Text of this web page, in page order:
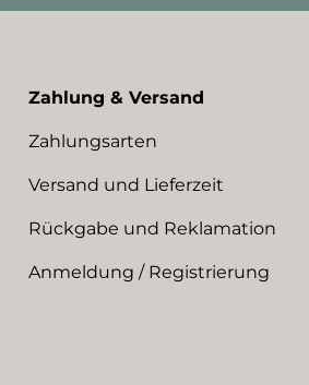
Zahlung & Versand
Zahlungsarten
Versand und Lieferzeit
Rückgabe und Reklamation
Anmeldung / Registrierung